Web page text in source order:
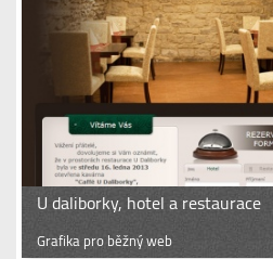
U daliborky, hotel a restaurace
Grafika pro běžný web